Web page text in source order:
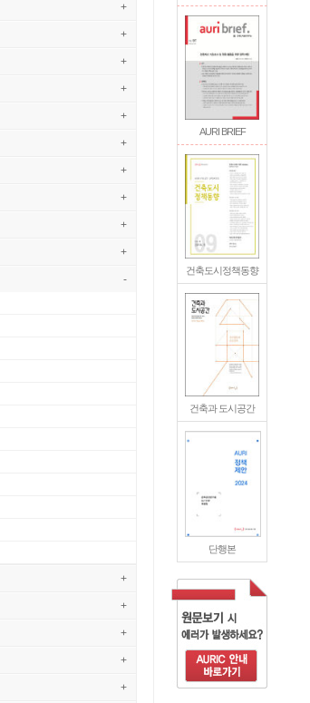
AURI BRIEF
건축도시정책동향
건축과 도시공간
단행본
+
+
+
+
+
+
+
+
+
+
-
+
+
+
+
+